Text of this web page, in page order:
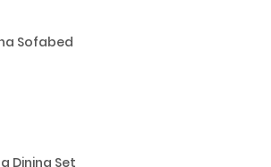
Sofabed
Dining Set